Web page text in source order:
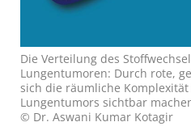
Die Verteilung des
Lungentumoren: Durch rote,
sich die räumliche
Lungentumors sichtbar
© Dr. Aswani Kumar Kotagir